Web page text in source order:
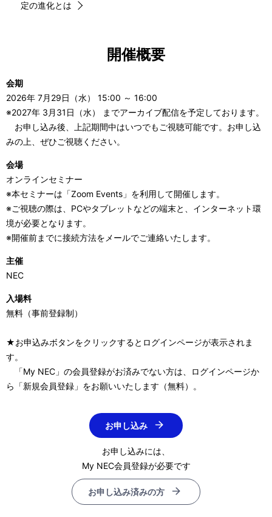
定の進化とは
開催概要
会期
2026年 7月29日（水） 15:00 ～ 16:00
※2027年 3月31日（水） までアーカイブ配信を予定しております。
お申し込み後、上記期間中はいつでもご視聴可能です。お申し込
みの上、ぜひご視聴ください。
会場
オンラインセミナー
※本セミナーは「Zoom Events」を利用して開催します。
※ご視聴の際は、PCやタブレットなどの端末と、インターネット環
境が必要となります。
※開催前までに接続方法をメールでご連絡いたします。
主催
NEC
入場料
無料（事前登録制）
★お申込みボタンをクリックするとログインページが表示されま
す。
「My NEC」の会員登録がお済みでない方は、ログインページか
ら「新規会員登録」をお願いいたします（無料）。
お申し込み
お申し込みには、
My NEC会員登録が必要です
お申し込み済みの方